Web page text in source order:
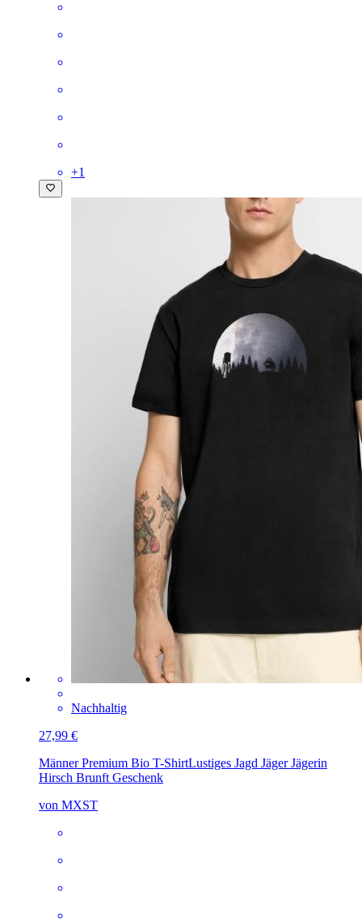
+1
Nachhaltig
27,99 €
Männer Premium Bio T-ShirtLustiges Jagd Jäger Jägerin
Hirsch Brunft Geschenk
von MXST